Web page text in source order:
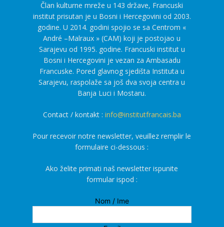
Član kulturne mreže u 143 države, Francuski
institut prisutan je u Bosni i Hercegovini od 2003.
godine. U 2014. godini spojio se sa Centrom «
André –Malraux » (CAM) koji je postojao u
Sarajevu od 1995. godine. Francuski institut u
Bosni i Hercegovini je vezan za Ambasadu
Francuske. Pored glavnog sjedišta Instituta u
Sarajevu, raspolaže sa još dva svoja centra u
Banja Luci i Mostaru.
Contact / kontakt : info@institutfrancais.ba
Pour recevoir notre newsletter, veuillez remplir le
formulaire ci-dessous :
Ako želite primati naš newsletter ispunite
formular ispod :
Nom / Ime